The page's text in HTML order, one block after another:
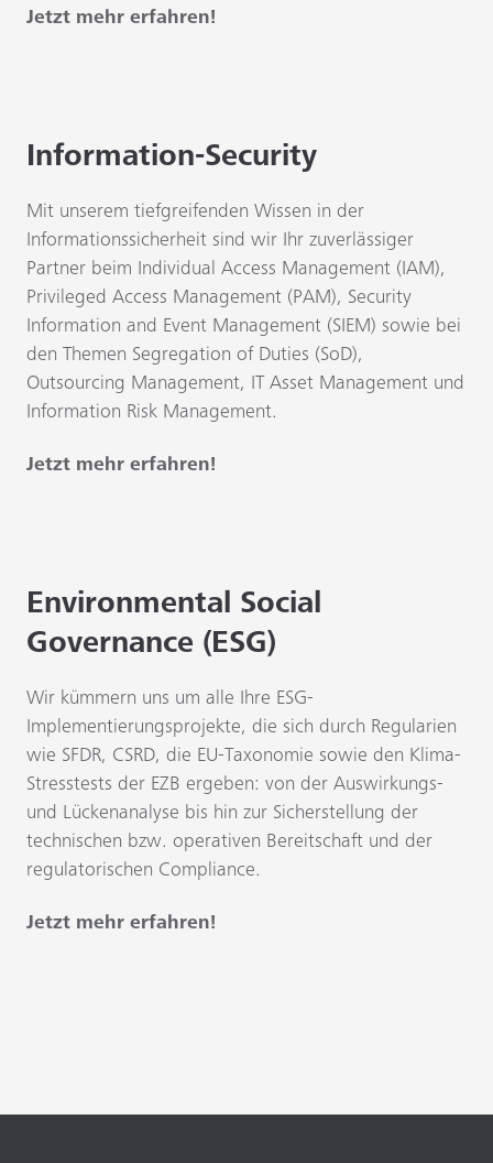
Jetzt mehr erfahren!
Information-Security
Mit unserem tiefgreifenden Wissen in der
Informationssicherheit sind wir Ihr zuverlässiger
Partner beim Individual Access Management (IAM),
Privileged Access Management (PAM), Security
Information and Event Management (SIEM) sowie bei
den Themen Segregation of Duties (SoD),
Outsourcing Management, IT Asset Management und
Information Risk Management.
Jetzt mehr erfahren!
Environmental Social
Governance (ESG)
Wir kümmern uns um alle Ihre ESG-
Implementierungsprojekte, die sich durch Regularien
wie SFDR, CSRD, die EU-Taxonomie sowie den Klima-
Stresstests der EZB ergeben: von der Auswirkungs-
und Lückenanalyse bis hin zur Sicherstellung der
technischen bzw. operativen Bereitschaft und der
regulatorischen Compliance.
Jetzt mehr erfahren!